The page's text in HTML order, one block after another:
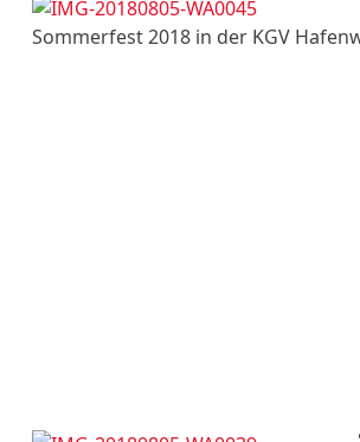
Sommerfest 2018 in der KGV